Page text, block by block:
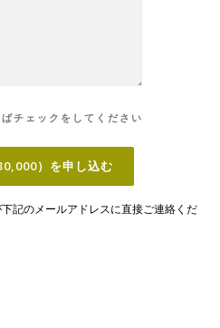
チェックをしてください
記のメールアドレスに直接ご連絡くだ